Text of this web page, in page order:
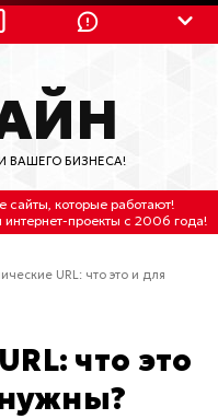
(с 2:30 до 11:30 по
торец здания
18:30 (по Хбк)
ВАШЕГО БИЗНЕСА!
сайты, которые работают!
проекты с 2006 года!
URL: что это и для